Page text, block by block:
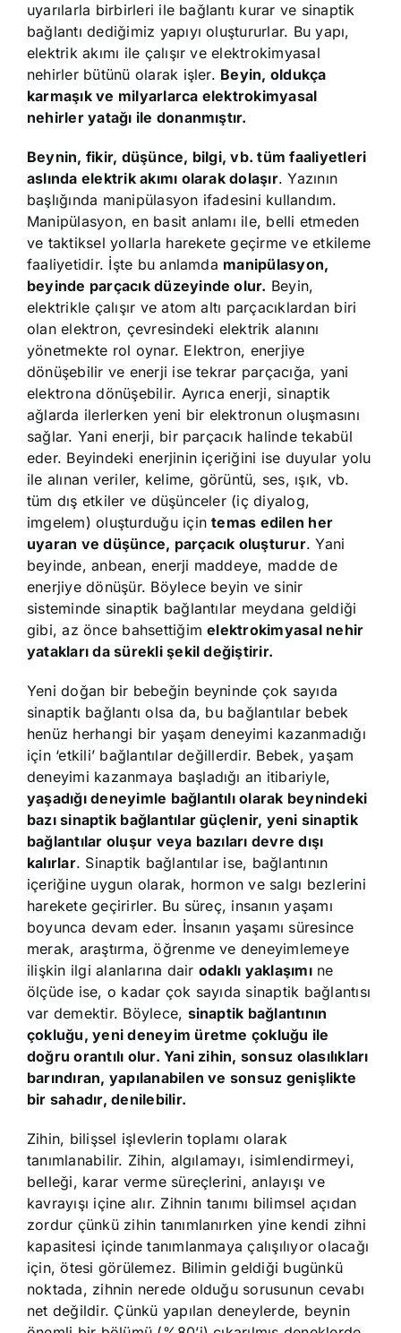
uyarılarla birbirleri ile bağlantı kurar ve sinaptik
bağlantı dediğimiz yapıyı oluştururlar. Bu yapı,
elektrik akımı ile çalışır ve elektrokimyasal
nehirler bütünü olarak işler. Beyin, oldukça
karmaşık ve milyarlarca elektrokimyasal
nehirler yatağı ile donanmıştır.
Beynin, fikir, düşünce, bilgi, vb. tüm faaliyetleri
aslında elektrik akımı olarak dolaşır. Yazının
başlığında manipülasyon ifadesini kullandım.
Manipülasyon, en basit anlamı ile, belli etmeden
ve taktiksel yollarla harekete geçirme ve etkileme
faaliyetidir. İşte bu anlamda manipülasyon,
beyinde parçacık düzeyinde olur. Beyin,
elektrikle çalışır ve atom altı parçacıklardan biri
olan elektron, çevresindeki elektrik alanını
yönetmekte rol oynar. Elektron, enerjiye
dönüşebilir ve enerji ise tekrar parçacığa, yani
elektrona dönüşebilir. Ayrıca enerji, sinaptik
ağlarda ilerlerken yeni bir elektronun oluşmasını
sağlar. Yani enerji, bir parçacık halinde tekabül
eder. Beyindeki enerjinin içeriğini ise duyular yolu
ile alınan veriler, kelime, görüntü, ses, ışık, vb.
tüm dış etkiler ve düşünceler (iç diyalog,
imgelem) oluşturduğu içintemas edilen her
uyaran ve düşünce, parçacık oluşturur. Yani
beyinde, anbean, enerji maddeye, madde de
enerjiye dönüşür. Böylece beyin ve sinir
sisteminde sinaptik bağlantılar meydana geldiği
gibi, az önce bahsettiğimelektrokimyasal nehir
yatakları da sürekli şekil değiştirir.
Yeni doğan bir bebeğin beyninde çok sayıda
sinaptik bağlantı olsa da, bu bağlantılar bebek
henüz herhangi bir yaşam deneyimi kazanmadığı
için ‘etkili’ bağlantılar değillerdir. Bebek, yaşam
deneyimi kazanmaya başladığı an itibariyle,
yaşadığı deneyimle bağlantılı olarak beynindeki
bazı sinaptik bağlantılar güçlenir, yeni sinaptik
bağlantılar oluşur veya bazıları devre dışı
kalırlar. Sinaptik bağlantılar ise, bağlantının
içeriğine uygun olarak, hormon ve salgı bezlerini
harekete geçirirler. Bu süreç, insanın yaşamı
boyunca devam eder. İnsanın yaşamı süresince
merak, araştırma, öğrenme ve deneyimlemeye
ilişkin ilgi alanlarına dair odaklı yaklaşımıne
ölçüde ise, o kadar çok sayıda sinaptik bağlantısı
var demektir. Böylece, sinaptik bağlantının
çokluğu, yeni deneyim üretme çokluğu ile
doğru orantılı olur. Yani zihin, sonsuz olasılıkları
barındıran, yapılanabilen ve sonsuz genişlikte
bir sahadır, denilebilir.
Zihin, bilişsel işlevlerin toplamı olarak
tanımlanabilir. Zihin, algılamayı, isimlendirmeyi,
belleği, karar verme süreçlerini, anlayışı ve
kavrayışı içine alır. Zihnin tanımı bilimsel açıdan
zordur çünkü zihin tanımlanırken yine kendi zihni
kapasitesi içinde tanımlanmaya çalışılıyor olacağı
için, ötesi görülemez. Bilimin geldiği bugünkü
noktada, zihnin nerede olduğu sorusunun cevabı
net değildir. Çünkü yapılan deneylerde, beynin